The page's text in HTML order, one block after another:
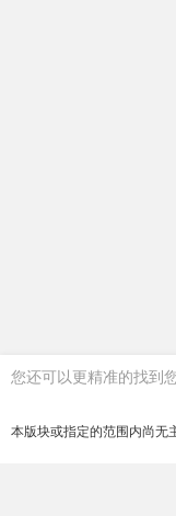
您还可以更精准的找到
本版块或指定的范围内尚无